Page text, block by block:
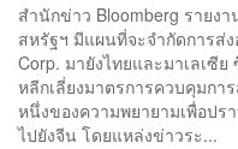
สำนักข่าว Bloomberg รายง
สหรัฐฯ มีแผนที่จะจำกัดการส่
Corp. มายังไทยและมาเลเซี
หลีกเลี่ยงมาตรการควบคุมก
หนึ่งของความพยายามเพื่อปร
ไปยังจีน โดยแหล่งข่าวระ...